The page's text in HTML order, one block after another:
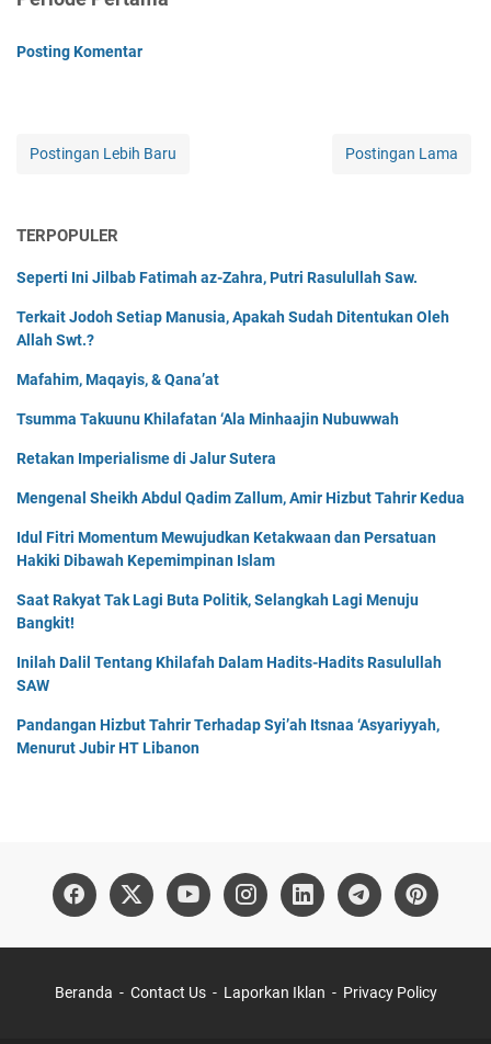
Posting Komentar
Postingan Lebih Baru Postingan Lama
TERPOPULER
Seperti Ini Jilbab Fatimah az-Zahra, Putri Rasulullah Saw.
Terkait Jodoh Setiap Manusia, Apakah Sudah Ditentukan Oleh
Allah Swt.?
Mafahim, Maqayis, & Qana’at
Tsumma Takuunu Khilafatan ‘Ala Minhaajin Nubuwwah
Retakan Imperialisme di Jalur Sutera
Mengenal Sheikh Abdul Qadim Zallum, Amir Hizbut Tahrir Kedua
Idul Fitri Momentum Mewujudkan Ketakwaan dan Persatuan
Hakiki Dibawah Kepemimpinan Islam
Saat Rakyat Tak Lagi Buta Politik, Selangkah Lagi Menuju
Bangkit!
Inilah Dalil Tentang Khilafah Dalam Hadits-Hadits Rasulullah
SAW
Pandangan Hizbut Tahrir Terhadap Syi’ah Itsnaa ‘Asyariyyah,
Menurut Jubir HT Libanon
Beranda Contact Us Laporkan Iklan Privacy Policy